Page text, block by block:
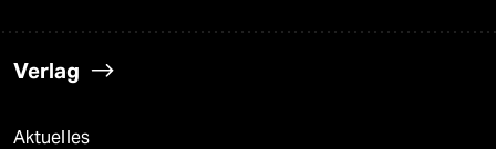
Verlag
Aktuelles